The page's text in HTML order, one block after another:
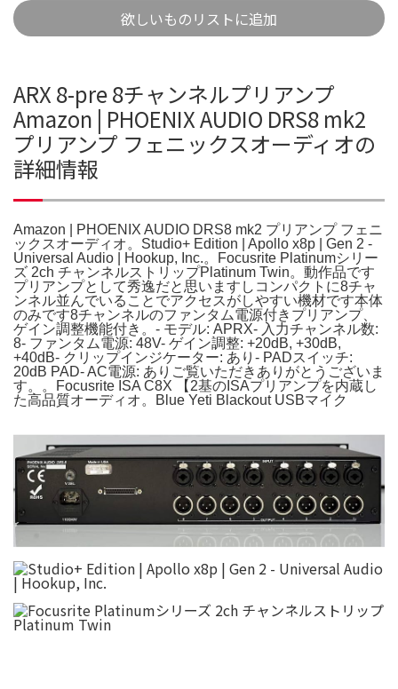
欲しいものリストに追加
ARX 8-pre 8チャンネルプリアンプ
Amazon | PHOENIX AUDIO DRS8 mk2
プリアンプ フェニックスオーディオの
詳細情報
Amazon | PHOENIX AUDIO DRS8 mk2 プリアンプ フェニ
ックスオーディオ。Studio+ Edition | Apollo x8p | Gen 2 -
Universal Audio | Hookup, Inc.。Focusrite Platinumシリー
ズ 2ch チャンネルストリップPlatinum Twin。動作品です
プリアンプとして秀逸だと思いますしコンパクトに8チャ
ンネル並んでいることでアクセスがしやすい機材です本体
のみです8チャンネルのファンタム電源付きプリアンプ、
ゲイン調整機能付き。- モデル: APRX- 入力チャンネル数:
8- ファンタム電源: 48V- ゲイン調整: +20dB, +30dB,
+40dB- クリップインジケーター: あり- PADスイッチ:
20dB PAD- AC電源: ありご覧いただきありがとうございま
す。。Focusrite ISA C8X 【2基のISAプリアンプを内蔵し
た高品質オーディオ。Blue Yeti Blackout USBマイク